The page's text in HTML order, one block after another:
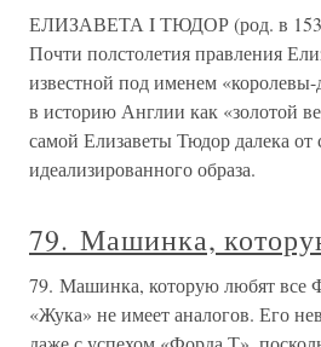
ЕЛИЗАВЕТА I ТЮДОР (род. в
Почти полстолетия правления
известной под именем
в историю Англии как «золотой
самой Елизаветы Тюдор далека
идеализированного образа.
79. Машинка,
79. Машинка, которую любят все
«Жука» не имеет аналогов. Его